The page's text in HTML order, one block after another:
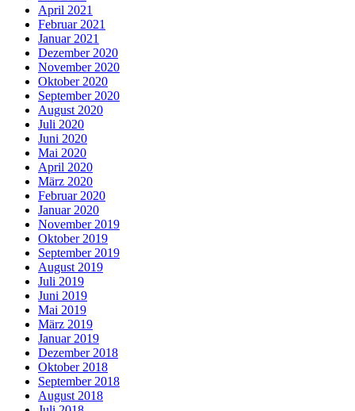
April 2021
Februar 2021
Januar 2021
Dezember 2020
November 2020
Oktober 2020
September 2020
August 2020
Juli 2020
Juni 2020
Mai 2020
April 2020
März 2020
Februar 2020
Januar 2020
November 2019
Oktober 2019
September 2019
August 2019
Juli 2019
Juni 2019
Mai 2019
März 2019
Januar 2019
Dezember 2018
Oktober 2018
September 2018
August 2018